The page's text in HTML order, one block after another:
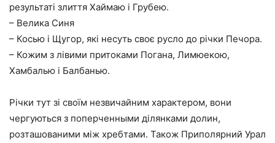
результаті злиття Хаймаю і Грубею.
– Велика Синя
– Косью і Щугор, які несуть своє русло до річки Печора.
– Кожим з лівими притоками Погана, Лимюекою,
Хамбалью і Балбанью.
Річки тут зі своїм незвичайним характером, вони
чергуються з поперченными ділянками долин,
розташованими між хребтами. Також Приполярний Урал